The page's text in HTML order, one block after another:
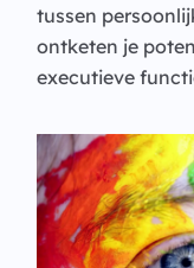
tussen
ontketen je
executieve